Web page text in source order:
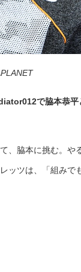
で脇本恭平
、脇本に挑む。や
ッツは、「組みで